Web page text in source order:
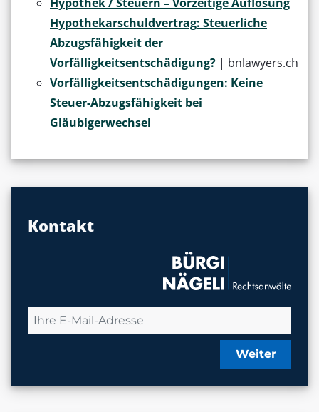
Hypothekarschuldvertrag: Steuerliche
Abzugsfähigkeit der
Vorfälligkeitsentschädigung? | bnlawyers.ch
Vorfälligkeitsentschädigungen: Keine
Steuer-Abzugsfähigkeit bei
Gläubigerwechsel
Kontakt
Weiter